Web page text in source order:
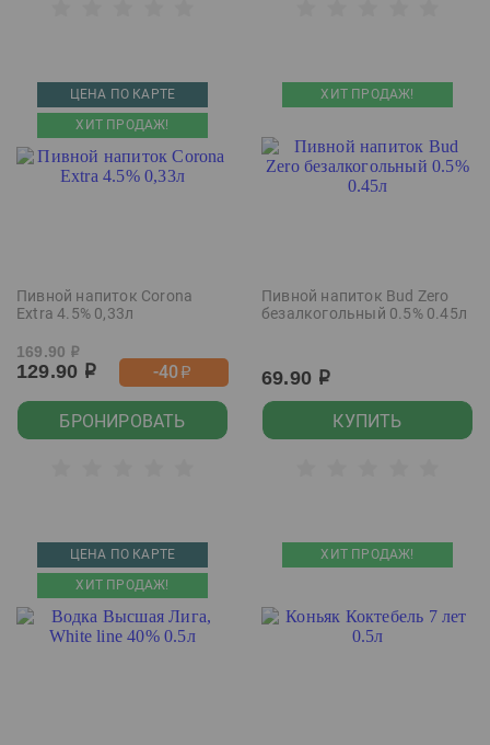
ЦЕНА ПО КАРТЕ
ХИТ ПРОДАЖ!
Пивной напиток Corona
Extra 4.5% 0,33л
169.90 р
129.90 р -40р
БРОНИРОВАТЬ
ХИТ ПРОДАЖ!
Пивной напиток Bud Zero
безалкогольный 0.5% 0.45л
69.90 р
КУПИТЬ
ЦЕНА ПО КАРТЕ
ХИТ ПРОДАЖ!
ХИТ ПРОДАЖ!